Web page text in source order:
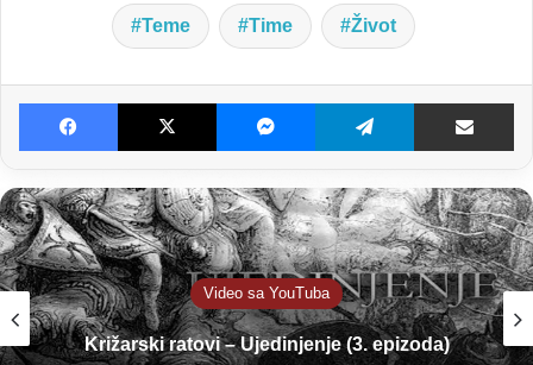
Teme Time Život
Facebook X Messenger Telegram
Video sa YouTuba
Križarski ratovi – Ujedinjenje (3. epizoda)